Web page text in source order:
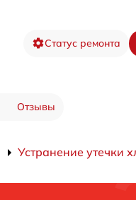
Статус ремонта
Отзывы
Устранение утечки